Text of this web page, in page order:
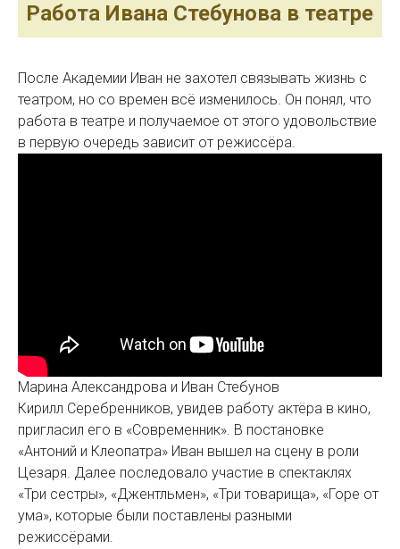
Работа Ивана Стебунова в театре
После Академии Иван не захотел связывать жизнь с
театром, но со времен всё изменилось. Он понял, что
работа в театре и получаемое от этого удовольствие
в первую очередь зависит от режиссёра.
Марина Александрова и Иван Стебунов
Кирилл Серебренников, увидев работу актёра в кино,
пригласил его в «Современник». В постановке
«Антоний и Клеопатра» Иван вышел на сцену в роли
Цезаря. Далее последовало участие в спектаклях
«Три сестры», «Джентльмен», «Три товарища», «Горе от
ума», которые были поставлены разными
режиссёрами.